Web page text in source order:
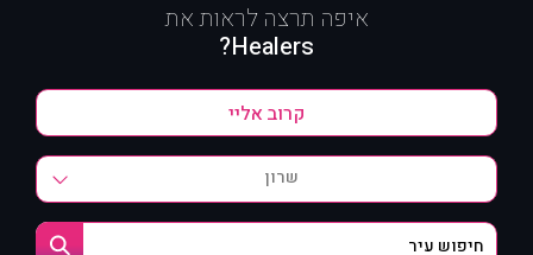
איפה תרצה לראות את
Healers?
שרון